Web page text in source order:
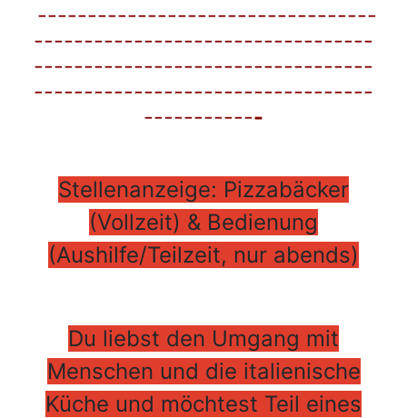
----------------------------------
----------------------------------
----------------------------------
----------------------------------
------------
Stellenanzeige: Pizzabäcker
(Vollzeit) & Bedienung
(Aushilfe/Teilzeit, nur abends)
Du liebst den Umgang mit
Menschen und die italienische
Küche und möchtest Teil eines